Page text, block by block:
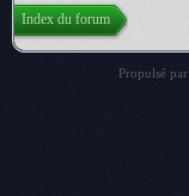
Index du forum
Propulsé par